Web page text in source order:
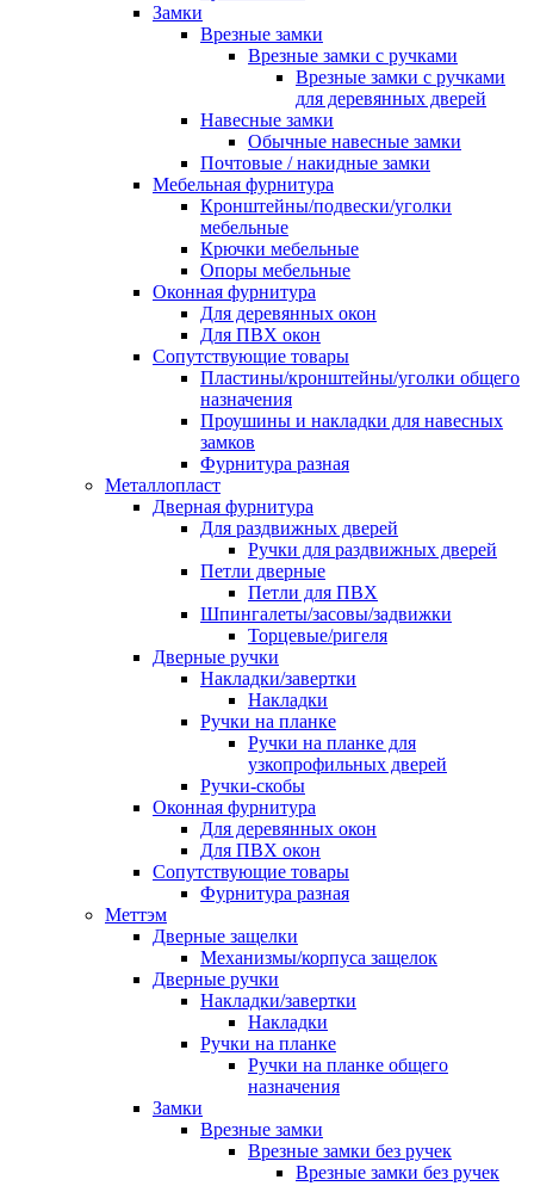
Замки
Врезные замки
Врезные замки с ручками
Врезные замки с ручками
для деревянных дверей
Навесные замки
Обычные навесные замки
Почтовые / накидные замки
Мебельная фурнитура
Кронштейны/подвески/уголки
мебельные
Крючки мебельные
Опоры мебельные
Оконная фурнитура
Для деревянных окон
Для ПВХ окон
Сопутствующие товары
Пластины/кронштейны/уголки общего
назначения
Проушины и накладки для навесных
замков
Фурнитура разная
Металлопласт
Дверная фурнитура
Для раздвижных дверей
Ручки для раздвижных дверей
Петли дверные
Петли для ПВХ
Шпингалеты/засовы/задвижки
Торцевые/ригеля
Дверные ручки
Накладки/завертки
Накладки
Ручки на планке
Ручки на планке для
узкопрофильных дверей
Ручки-скобы
Оконная фурнитура
Для деревянных окон
Для ПВХ окон
Сопутствующие товары
Фурнитура разная
Меттэм
Дверные защелки
Механизмы/корпуса защелок
Дверные ручки
Накладки/завертки
Накладки
Ручки на планке
Ручки на планке общего
назначения
Замки
Врезные замки
Врезные замки без ручек
Врезные замки без ручек